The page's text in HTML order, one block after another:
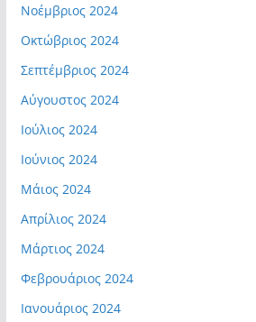
Νοέμβριος 2024
Οκτώβριος 2024
Σεπτέμβριος 2024
Αύγουστος 2024
Ιούλιος 2024
Ιούνιος 2024
Μάιος 2024
Απρίλιος 2024
Μάρτιος 2024
Φεβρουάριος 2024
Ιανουάριος 2024